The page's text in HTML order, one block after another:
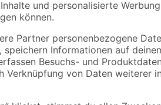
explodieren.
Oberflächen, Funken, offenen
Vor Sonnenbestrahlung schützen. An